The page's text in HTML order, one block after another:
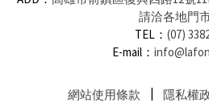
請洽各地門市
TEL： (07)
E-mail：
網站使用條款 隱私權